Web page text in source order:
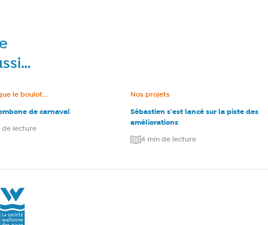
de carnaval
: le boulot...
de lecture
Sébastien s'est lancé sur la piste des
améliorations
Catégorie :
Nos projets
4 min de lecture
La Société Wallonne des Eaux